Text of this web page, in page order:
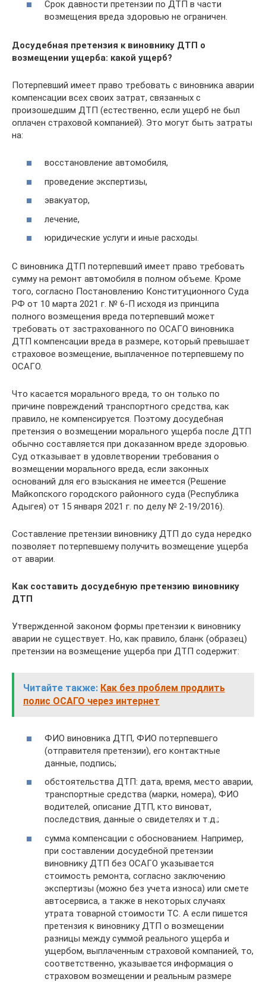
Срок давности претензии по ДТП в части
возмещения вреда здоровью не ограничен.
Досудебная претензия к виновнику ДТП о
возмещении ущерба: какой ущерб?
Потерпевший имеет право требовать с виновника аварии
компенсации всех своих затрат, связанных с
произошедшим ДТП (естественно, если ущерб не был
оплачен страховой компанией). Это могут быть затраты
на:
восстановление автомобиля,
проведение экспертизы,
эвакуатор,
лечение,
юридические услуги и иные расходы.
С виновника ДТП потерпевший имеет право требовать
сумму на ремонт автомобиля в полном объеме. Кроме
того, согласно Постановлению Конституционного Суда
РФ от 10 марта 2021 г. № 6-П исходя из принципа
полного возмещения вреда потерпевший может
требовать от застрахованного по ОСАГО виновника
ДТП компенсации вреда в размере, который превышает
страховое возмещение, выплаченное потерпевшему по
ОСАГО.
Что касается морального вреда, то он только по
причине повреждений транспортного средства, как
правило, не компенсируется. Поэтому досудебная
претензия о возмещении морального ущерба после ДТП
обычно составляется при доказанном вреде здоровью.
Суд отказывает в удовлетворении требования о
возмещении морального вреда, если законных
оснований для его взыскания не имеется (Решение
Майкопского городского районного суда (Республика
Адыгея) от 15 января 2021 г. по делу № 2-19/2016).
Составление претензии виновнику ДТП до суда нередко
позволяет потерпевшему получить возмещение ущерба
от аварии.
Как составить досудебную претензию виновнику
ДТП
Утвержденной законом формы претензии к виновнику
аварии не существует. Но, как правило, бланк (образец)
претензии на возмещение ущерба при ДТП содержит:
Читайте также: Как без проблем продлить
полис ОСАГО через интернет
ФИО виновника ДТП, ФИО потерпевшего
(отправителя претензии), его контактные
данные, подпись;
обстоятельства ДТП: дата, время, место аварии,
транспортные средства (марки, номера), ФИО
водителей, описание ДТП, кто виноват,
последствия, данные о свидетелях и т.д.;
сумма компенсации с обоснованием. Например,
при составлении досудебной претензии
виновнику ДТП без ОСАГО указывается
стоимость ремонта, согласно заключению
экспертизы (можно без учета износа) или смете
автосервиса, а также в некоторых случаях
утрата товарной стоимости ТС. А если пишется
претензия к виновнику ДТП о возмещении
разницы между суммой реального ущерба и
ущербом, выплаченным страховой компанией, то,
соответственно, указывается информация о
страховом возмещении и реальным размере